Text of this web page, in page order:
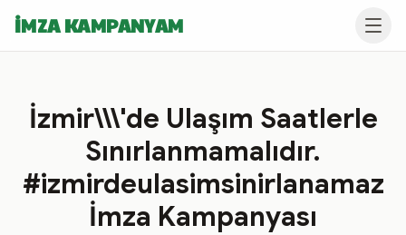
İMZA KAMPANYAM
İzmir\\\'de Ulaşım Saatlerle
Sınırlanmamalıdır.
#izmirdeulasimsinirlanamaz
İmza Kampanyası